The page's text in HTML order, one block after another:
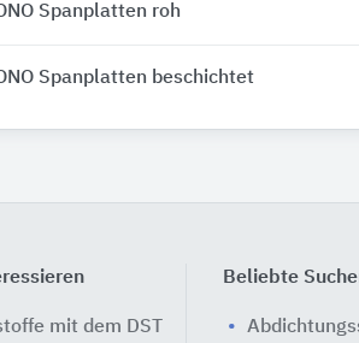
Spanplatten roh
Spanplatten beschichtet
mit dem DST
Beliebte